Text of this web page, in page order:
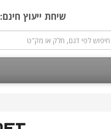
שיחת ייעוץ חינם: